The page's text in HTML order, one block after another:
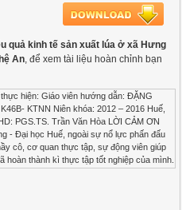
quả kinh tế sản xuất lúa ở xã Hưng
An, để xem tài liệu hoàn chỉnh bạn
sử dụng đất của các nông hộ ............................................................... 35 2.3.3. Trang thiết bị tư hiệu sản xuất của các nông hộ .................................................. 36 2.4. KẾT QUẢ VÀ HIỆU QUẢ SẢN XUẤT LÚA Ở XÃ HƯNG TRUNG ............... 38 2.4.1. Quy mô diện tích, năng suất, sản lượng lúa của các hộ điều tra ......................... 38 2.4.2. Tình hình đầu tư sản xuất của các nông hộ ......................................................... 39 2.4.3. Kết quả và hiệu quả sản xuất lúa của các hộ điều tra ......................................ế 51 2.5. NHÂN TỐ ẢNH HƯỞNG ĐẾN HIỆU QUẢ SẢN XUẤT LÚA CỦA XÃ ......... 53 2.5.1. Quy mô đất đai của xã .........................................................................................ế Hu 53 2.5.2. Chi phí trung gian ................................................................................................t 56 2.5.3. Phân tích sự phụ thuộc của năng suất lúa và một số nhân tố ảnh hưởng chủ yếu bằng hàm sản xuất dạng Cobb-Douglas ........................................................................ 58 CHƯƠNG 3: ĐỊNH HƯỚNG VÀ GIẢKinhI PHÁP CH Ủ YẾU ĐỂ NÂNG CAO HIỆU QUẢ SẢN XUẤT LÚA Ở XÃ ọHƯNGc TRUNG .......................................................... 63 3.1. Định hướng phát triển .............................................................................................h 63 3.2. Một sổ giải pháp cụ thiể .......................................................................................... 64 3.2.1. Giải pháp về kĩ thuậạ t ............................................................................................ 64 3.2.2. Giải pháp vềĐ mặt cơ sở hạ tầng ........................................................................... 66 3.2.3. Giải pháp về mặt đất đai ...................................................................................... 66 3.2.4. Giải pháp về công tác khuyến nông .................................................................... 66 3.2.5. Giải pháp về vốn .................................................................................................. 66 PHẦN 3: KẾT LUẬN VÀ KIẾN NGHỊ ....................................................................... 67 1. KẾT LUẬN............................................................................................................. 67 2. KIẾN NGHỊ ............................................................................................................ 68 PHỤ LỤC 1 PHỤ LỤC 2 SVTH: Đặng Hoài Linh iii Khóa luận tốt nghiệp GVHD: PGS.TS. Trần Văn Hòa DANH MỤC CÁC THUẬT NGỮ VIẾT TẮT 1. CNH-HĐH : Công nghiệp hóa-hiện đại hóa 2. UBND : Ủy Ban Nhân Dân 3. KHKT : Khoa học kỹ thuật 4. BVTV : Bảo vệ thực vật 5. TBKT : Tiến bộ kỹ thuật 6. ĐVT : Đơn vị tính 7. BQC : Bình quân chung 8. ĐX : Đông Xuân 9. HT : Hè Thu ế 10. HTX : Hợp tác Xã 11. GO : Tổng giá trị sản xuếất Hu 12. IC : Chi phí trung giant 13. VA : Giá trị gia tăng 14. LĐ : Lao động 15. LĐNN : LaoKinh động nông nghiệp c họ ại Đ SVTH: Đặng Hoài Linh iv Khóa luận tốt nghiệp GVHD: PGS.TS. Trần Văn Hòa DANH MỤC CÁC BẢNG BIỂU Trang Bảng 1 : Diện tích, năng suất, sản lượng lúa của thế giới giai đoạn 2010- 2015 .......... 20 Bảng 2: Diện tích, năng suất, sản lượng lúa của Việt Nam giai đoạn 2012-2014 ........ 22 Bảng 3: Tình hình nhân khẩu, lao động của xã Hưng Trung qua 3 năm 2013-2015 .... 26 Bảng 4: Tình hình sử dụng đất đai của xã Hưng Trung năm 2013- 2015 ..................... 28 Bảng 5 :Tình hình sản xuất lúa của xã Hưng Trung giai đoạn 2013- 2015 .................. 32 Bảng 6: Tình hình chung của các hộ điều tra ................................................................ 33 Bảng 7: Tình hình sử dụng đất đai tính bình quân/hộ của các hộ điều tra ........................ 35 Bảng 8: Tình hình sử dụng trang thiết bị sản xuất BQ/hộ của nhómế hộ điều tra .......... 37 Bảng 9: Kết quả sản xuất của các nhóm hộ điều tra ...................................................... 39 Bảng 10: Cơ cấu chi phí sản xuất bình quân BQ/sào vụ Đông Hu Xuân của các nhóm hộ điều tra ...........................................................................................................................tế 41 Bảng 11: Cơ cấu chi phí sản xuất BQ/sào vụ Hè Thu của các nhóm nông hộ điều tra. 43 Bảng 12: Tình hình sử dụng giống lúa của các nhóm nông hộ điều tra (BQ/sào) ........ 45 Bảng 13: Khối lượng và chi phí các loạKinhi phân bón BQ/sào-v ụ của các hộ điều tra ......47 Bảng 14: Chi phí các loại thuốc BVTVc BQ/sào của các nhóm hộ điều tra ...................... 49 Bảng 15 :